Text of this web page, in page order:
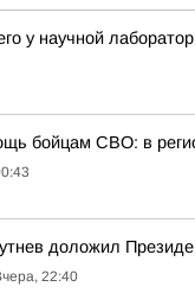
у научной
бойцам СВО: в
доложил
22:40